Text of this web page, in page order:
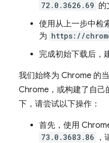
72.0.3626.69 的
使用从上一步中检
为 https://
完成初始下载后，
我们始终为 Chrome 的
Chrome，或构建了自己
下，请尝试以下操作：
首先，使用
73.0.3683.86